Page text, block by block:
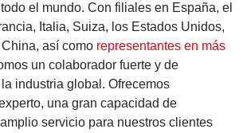
el mundo. Con filiales en España, el
Italia, Suiza, los Estados Unidos,
así como representantes en más
un colaborador fuerte y de
industria global. Ofrecemos
una gran capacidad de
servicio para nuestros clientes